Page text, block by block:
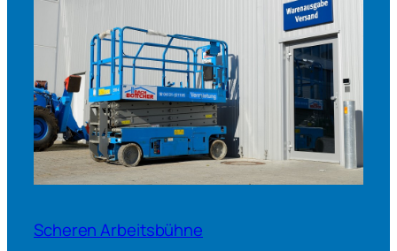
Scheren Arbeitsbühne